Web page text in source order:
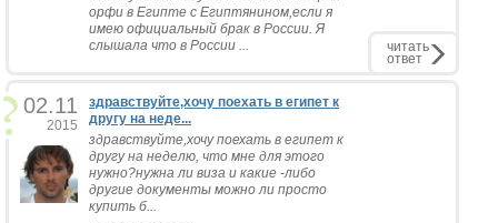
орфи в Египте с Египтянином,если я
имею официальный брак в России. Я
слышала что в России ...
читать
ответ
02.11
2015
здравствуйте,хочу поехать в египет к
другу на неде...
здравствуйте,хочу поехать в египет к
другу на неделю, что мне для этого
нужно?нужна ли виза и какие -либо
другие документы можно ли просто
купить б...